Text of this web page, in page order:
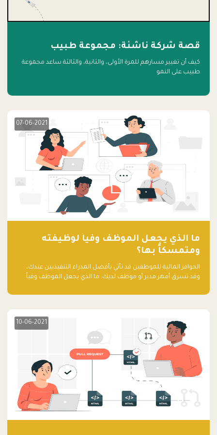
قصة شركة ناشئة: مجموعة طبيب
كيف أن تغيير مسارهم للمرة الأولى، والثانية، والثالثة ساعد مجموعة
طبيب على النمو
07-06-2021
ما الذي يجعل الموظف وفياً لوظيفته
ومتمسكاً بها؟
الحوافز المالية للموظفين قد تأتي بأفضل المدراء التنفيذيين عندك،
وقد تسرق أمهر مدير أو موظف لديك. ما الذي يجعل الموظف وفياً
10-06-2021